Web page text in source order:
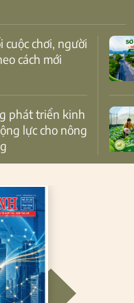
cách mới
lực cho nông